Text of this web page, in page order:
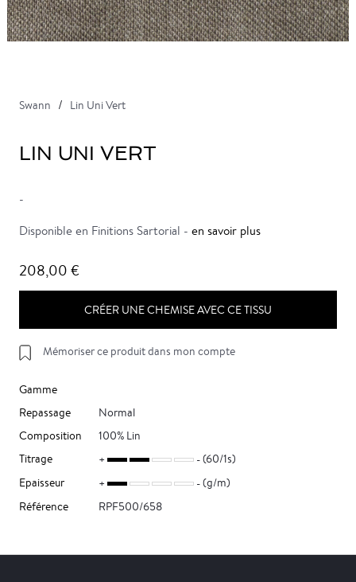
Swann Lin Uni Vert
LIN UNI VERT
-
Disponible en Finitions Sartorial - en savoir plus
208,00 €
CRÉER UNE CHEMISE AVEC CE TISSU
Mémoriser ce produit dans mon compte
Gamme
Repassage
Normal
Composition
100% Lin
Titrage
(60/1s)
Epaisseur
(g/m)
Référence
RPF500/658